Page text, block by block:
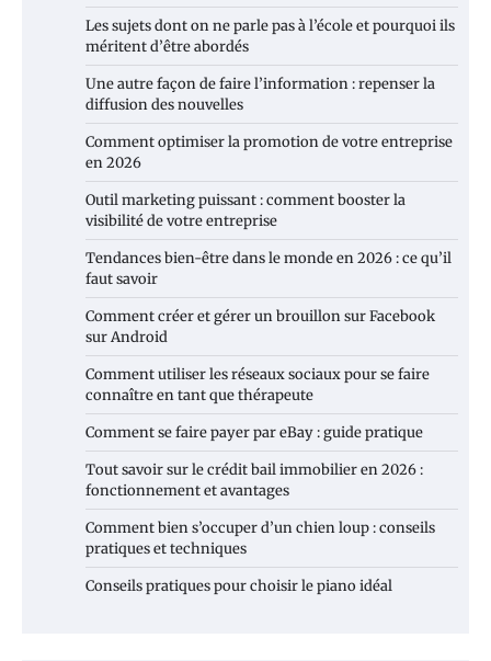
Les sujets dont on ne parle pas à l’école et pourquoi ils
méritent d’être abordés
Une autre façon de faire l’information : repenser la
diffusion des nouvelles
Comment optimiser la promotion de votre entreprise
en 2026
Outil marketing puissant : comment booster la
visibilité de votre entreprise
Tendances bien-être dans le monde en 2026 : ce qu’il
faut savoir
Comment créer et gérer un brouillon sur Facebook
sur Android
Comment utiliser les réseaux sociaux pour se faire
connaître en tant que thérapeute
Comment se faire payer par eBay : guide pratique
Tout savoir sur le crédit bail immobilier en 2026 :
fonctionnement et avantages
Comment bien s’occuper d’un chien loup : conseils
pratiques et techniques
Conseils pratiques pour choisir le piano idéal